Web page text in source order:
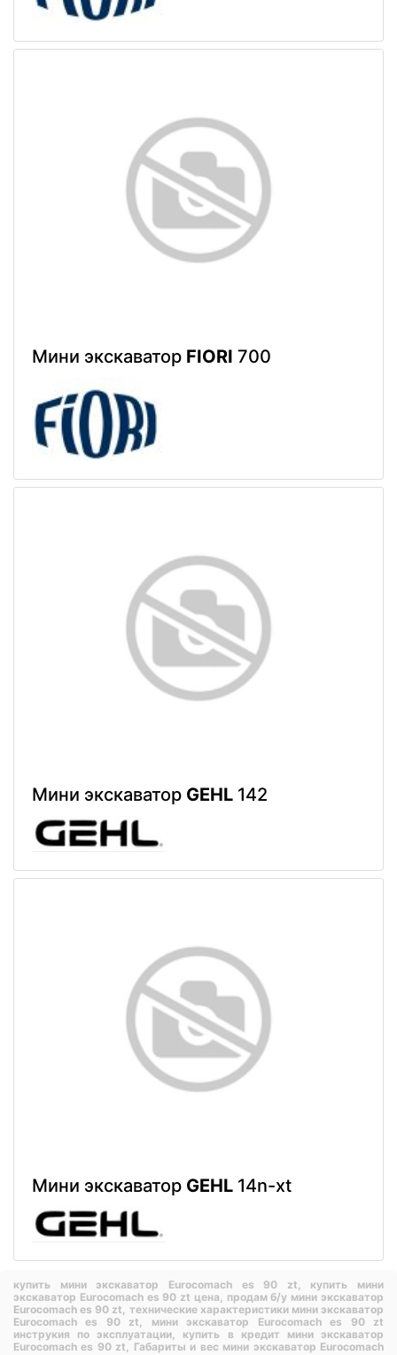
Мини экскаватор FIORI 700
Мини экскаватор GEHL 142
Мини экскаватор GEHL 14n-xt
купить мини экскаватор Eurocomach es 90 zt, купить мини
экскаватор Eurocomach es 90 zt цена, продам б/у мини экскаватор
Eurocomach es 90 zt, технические характеристики мини экскаватор
Eurocomach es 90 zt, мини экскаватор Eurocomach es 90 zt
инструкия по эксплуатации, купить в кредит мини экскаватор
Eurocomach es 90 zt, Габариты и вес мини экскаватор Eurocomach